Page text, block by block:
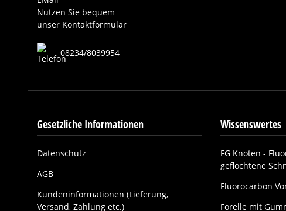
Nutzen Sie bequem
unser Kontaktformular
08234/8039954
Gesetzliche Informationen
Datenschutz
AGB
Kundeninformationen (Lieferung,
Versand, Zahlung etc.)
Wissenswertes
FG Knoten -
geflochtene
Fluorocarbon
Forelle mit